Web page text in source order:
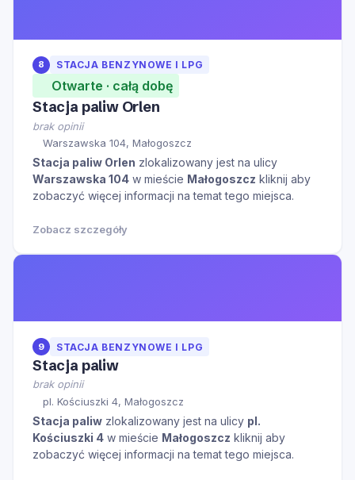
8 STACJA BENZYNOWE I LPG
Otwarte · całą dobę
Stacja paliw Orlen
brak opinii
Warszawska 104, Małogoszcz
Stacja paliw Orlen zlokalizowany jest na ulicy
Warszawska 104 w mieście Małogoszcz kliknij aby
zobaczyć więcej informacji na temat tego miejsca.
Zobacz szczegóły
9 STACJA BENZYNOWE I LPG
Stacja paliw
brak opinii
pl. Kościuszki 4, Małogoszcz
Stacja paliw zlokalizowany jest na ulicy pl.
Kościuszki 4 w mieście Małogoszcz kliknij aby
zobaczyć więcej informacji na temat tego miejsca.